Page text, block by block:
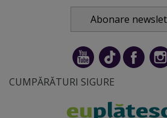
Abonare
CUMPĂRĂTURI SIGURE